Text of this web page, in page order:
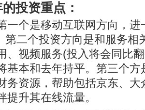
投资重点：
一个是移动互联网方向，
第二个投资方向是和服务相
、视频服务(投入将会同比
基本和去年持平。第三个
务资源，帮助包括京东、
提升其在线流量。